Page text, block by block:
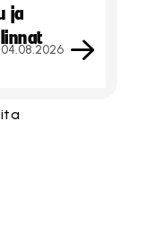
ja
04.08.2026